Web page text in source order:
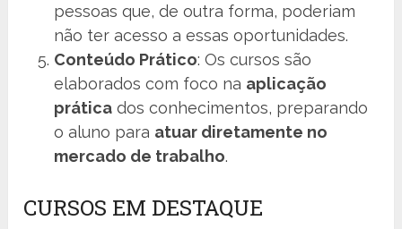
pessoas que, de outra forma, poderiam
não ter acesso a essas oportunidades.
Conteúdo Prático: Os cursos são
elaborados com foco na aplicação
prática dos conhecimentos, preparando
o aluno para atuar diretamente no
mercado de trabalho.
CURSOS EM DESTAQUE